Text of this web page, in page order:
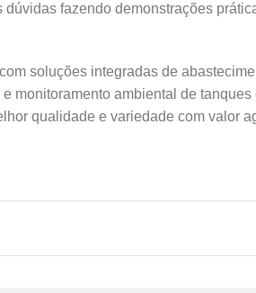
fazendo demonstrações
soluções integradas de
monitoramento ambiental de tanques
qualidade e variedade com valor